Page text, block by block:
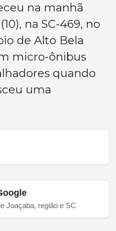
na manhã
na SC-469, no
de Alto Bela
micro-ônibus
quando
uma
Joaçaba, região e SC